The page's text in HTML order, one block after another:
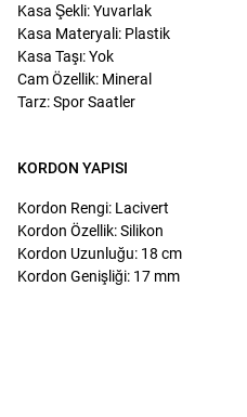
Kasa Şekli: Yuvarlak
Kasa Materyali: Plastik
Kasa Taşı: Yok
Cam Özellik: Mineral
Tarz: Spor Saatler
KORDON YAPISI
Kordon Rengi: Lacivert
Kordon Özellik: Silikon
Kordon Uzunluğu: 18 cm
Kordon Genişliği: 17 mm